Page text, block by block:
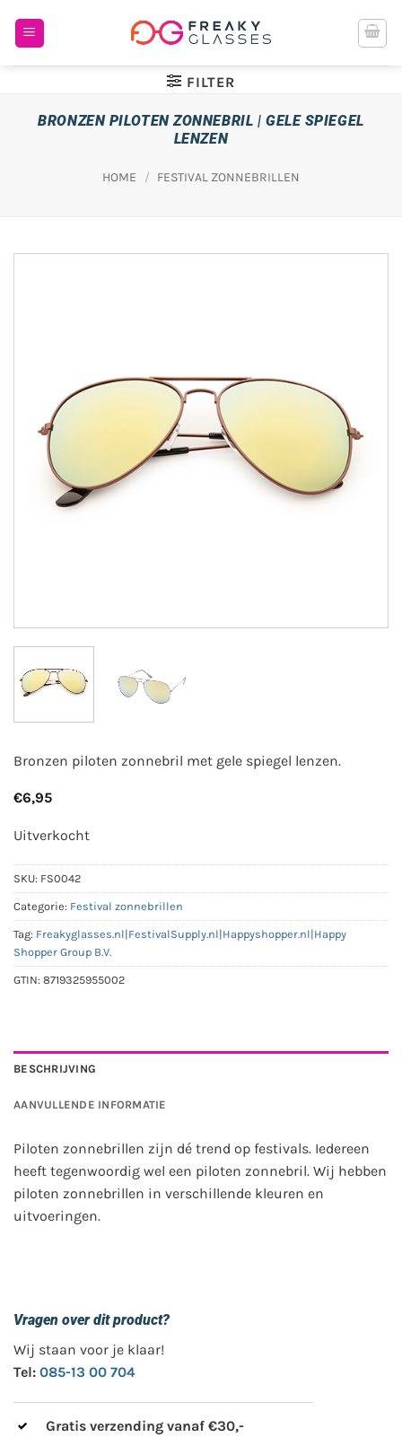
naar
FILTER
BRONZEN PILOTEN ZONNEBRIL | GELE SPIEGEL
LENZEN
HOME / FESTIVAL ZONNEBRILLEN
Bronzen piloten zonnebril met gele spiegel lenzen.
€6,95
Uitverkocht
SKU: FS0042
Categorie: Festival zonnebrillen
Tag: Freakyglasses.nl|FestivalSupply.nl|Happyshopper.nl|Happy
Shopper Group B.V.
GTIN: 8719325955002
BESCHRIJVING
AANVULLENDE INFORMATIE
Piloten zonnebrillen zijn dé trend op festivals. Iedereen
heeft tegenwoordig wel een piloten zonnebril. Wij hebben
piloten zonnebrillen in verschillende kleuren en
uitvoeringen.
Vragen over dit product?
Wij staan voor je klaar!
Tel: 085-13 00 704
Gratis verzending vanaf €30,-